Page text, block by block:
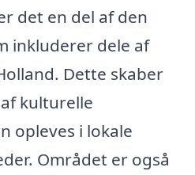
det en del af den
inkluderer dele af
Dette skaber
kulturelle
opleves i lokale
Området er også